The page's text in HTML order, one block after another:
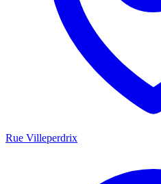
Rue Villeperdrix